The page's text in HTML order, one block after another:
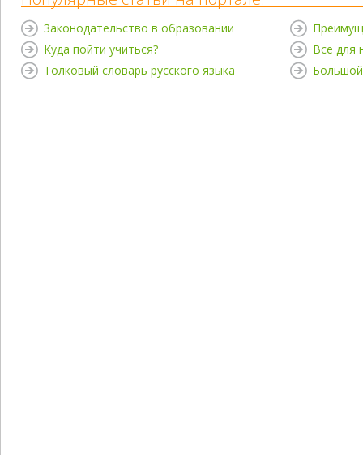
Законодательство в образовании
Куда пойти учиться?
Толковый словарь русского языка
Все для
Большой